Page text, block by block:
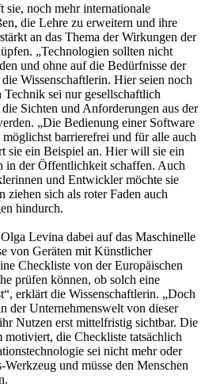
noch mehr internationale
die Lehre zu erweitern und ihre
an das Thema der Wirkungen der
„Technologien sollten nicht
und ohne auf die Bedürfnisse der
Wissenschaftlerin. Hier seien noch
sei nur gesellschaftlich
Sichten und Anforderungen aus der
„Die Bedienung einer Software
barrierefrei und für alle auch
sie ein Beispiel an. Hier will sie ein
in der Öffentlichkeit schaffen. Auch
und Entwickler möchte sie
ziehen sich als roter Faden auch
hindurch.
Levina dabei auf das Maschinelle
von Geräten mit Künstlicher
Checkliste von der Europäischen
prüfen können, ob solch eine
erklärt die Wissenschaftlerin. „Doch
der Unternehmenswelt von dieser
Nutzen erst mittelfristig sichtbar. Die
motiviert, die Checkliste tatsächlich
sei nicht mehr oder
und müsse den Menschen